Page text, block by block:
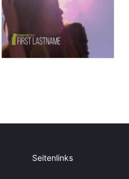
Seitenlinks